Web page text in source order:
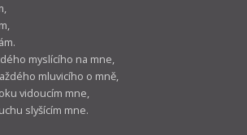
myslícího na mne,
mluvicího o mně,
vidoucím mne,
slyšícím mne.